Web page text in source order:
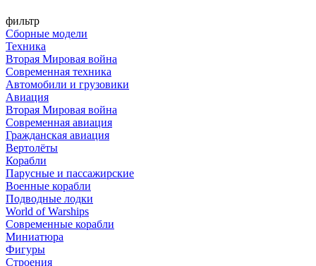
фильтр
Сборные модели
Техника
Вторая Мировая война
Современная техника
Автомобили и грузовики
Авиация
Вторая Мировая война
Современная авиация
Гражданская авиация
Вертолёты
Корабли
Парусные и пассажирские
Военные корабли
Подводные лодки
World of Warships
Современные корабли
Миниатюра
Фигуры
Строения